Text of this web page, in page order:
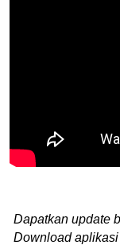
Dapatkan update
Download aplikasi